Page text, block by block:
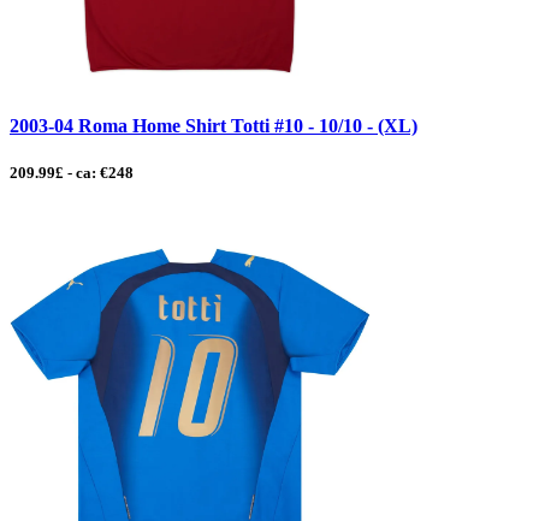
2003-04 Roma Home Shirt Totti #10 - 10/10 - (XL)
209.99£ - ca: €248